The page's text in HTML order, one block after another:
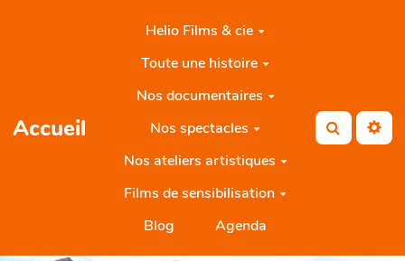
Aller au contenu principal
Accueil
Helio Films & cie
Toute une histoire
Nos documentaires
Nos spectacles
Nos ateliers artistiques
Films de sensibilisation
Blog
Agenda
Rechercher